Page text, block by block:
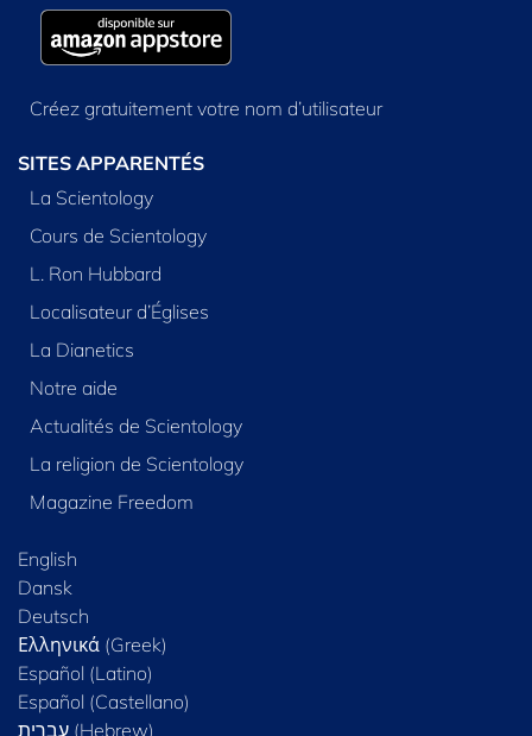
Créez gratuitement votre nom d’utilisateur
SITES APPARENTÉS
La Scientology
Cours de Scientology
L. Ron Hubbard
Localisateur d’Églises
La Dianetics
Notre aide
Actualités de Scientology
La religion de Scientology
Magazine Freedom
English
Dansk
Deutsch
Ελληνικά (Greek)
Español (Latino)
Español (Castellano)